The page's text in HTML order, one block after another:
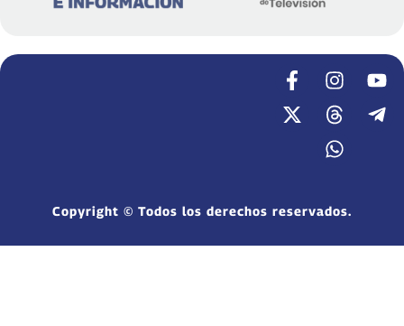
Copyright © Todos los derechos reservados.